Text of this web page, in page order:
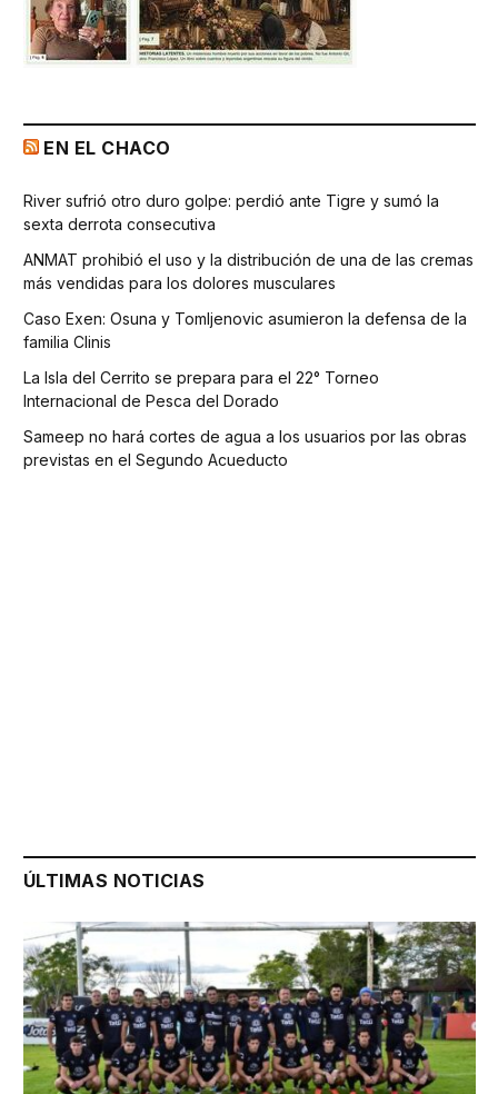
EN EL CHACO
River sufrió otro duro golpe: perdió ante Tigre y sumó la
sexta derrota consecutiva
ANMAT prohibió el uso y la distribución de una de las cremas
más vendidas para los dolores musculares
Caso Exen: Osuna y Tomljenovic asumieron la defensa de la
familia Clinis
La Isla del Cerrito se prepara para el 22° Torneo
Internacional de Pesca del Dorado
Sameep no hará cortes de agua a los usuarios por las obras
previstas en el Segundo Acueducto
ÚLTIMAS NOTICIAS